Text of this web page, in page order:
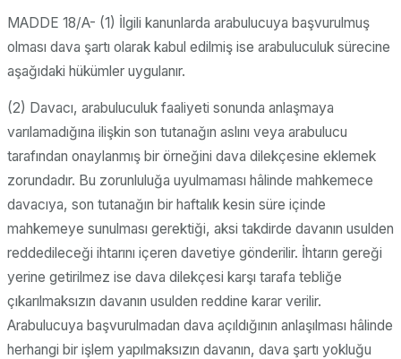
MADDE 18/A- (1) İlgili kanunlarda arabulucuya başvurulmuş
olması dava şartı olarak kabul edilmiş ise arabuluculuk sürecine
aşağıdaki hükümler uygulanır.
(2) Davacı, arabuluculuk faaliyeti sonunda anlaşmaya
varılamadığına ilişkin son tutanağın aslını veya arabulucu
tarafından onaylanmış bir örneğini dava dilekçesine eklemek
zorundadır. Bu zorunluluğa uyulmaması hâlinde mahkemece
davacıya, son tutanağın bir haftalık kesin süre içinde
mahkemeye sunulması gerektiği, aksi takdirde davanın usulden
reddedileceği ihtarını içeren davetiye gönderilir. İhtarın gereği
yerine getirilmez ise dava dilekçesi karşı tarafa tebliğe
çıkarılmaksızın davanın usulden reddine karar verilir.
Arabulucuya başvurulmadan dava açıldığının anlaşılması hâlinde
herhangi bir işlem yapılmaksızın davanın, dava şartı yokluğu